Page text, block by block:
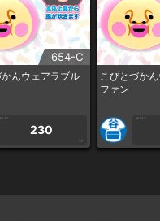
654-C
んウェアラブル
1PLAY
230
CP
こびとづか
ファン
1PLAY